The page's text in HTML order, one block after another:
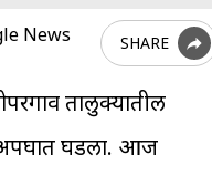
SHARE
तालुक्यातील
अपघात घडला. आज